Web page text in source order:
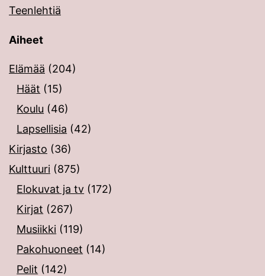
Teenlehtiä
Aiheet
Elämää (204)
Häät (15)
Koulu (46)
Lapsellisia (42)
Kirjasto (36)
Kulttuuri (875)
Elokuvat ja tv (172)
Kirjat (267)
Musiikki (119)
Pakohuoneet (14)
Pelit (142)